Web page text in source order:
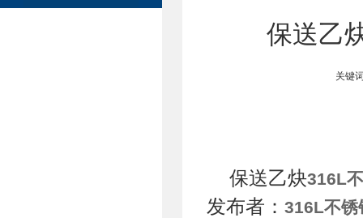
保送乙
关键
保送乙炔316L
发布者： 316L不锈